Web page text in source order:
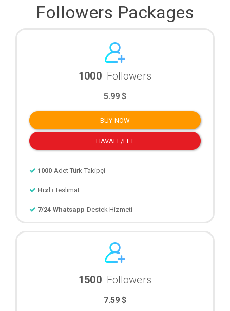
Followers Packages
1000 Followers
5.99 $
BUY NOW
HAVALE/EFT
1000 Adet Türk Takipçi
Hızlı Teslimat
7/24 Whatsapp Destek Hizmeti
1500 Followers
7.59 $